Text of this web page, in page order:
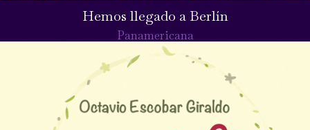
Hemos llegado a Berlín
Panamericana